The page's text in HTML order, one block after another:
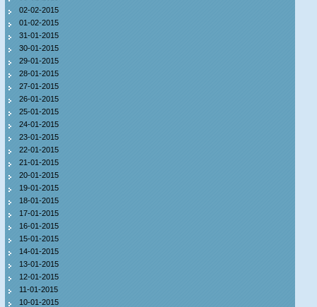
02-02-2015
01-02-2015
31-01-2015
30-01-2015
29-01-2015
28-01-2015
27-01-2015
26-01-2015
25-01-2015
24-01-2015
23-01-2015
22-01-2015
21-01-2015
20-01-2015
19-01-2015
18-01-2015
17-01-2015
16-01-2015
15-01-2015
14-01-2015
13-01-2015
12-01-2015
11-01-2015
10-01-2015